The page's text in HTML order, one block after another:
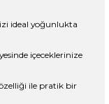
ideal yoğunlukta
içeceklerinize
ile pratik bir